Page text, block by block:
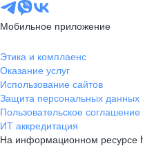
Мобильное приложение
Этика и комплаенс
Оказание услуг
Использование сайтов
Защита персональных данных
Пользовательское соглашение
ИТ аккредитация
На информационном ресурсе